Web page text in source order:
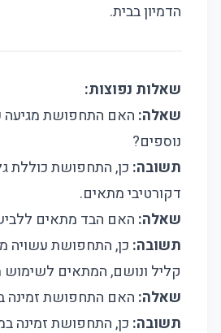
הדמיון בבית.
שאלות נפוצות:
שאלה: האם התחפושת מגיעה
נוספים?
תשובה: כן, התחפושת כוללת
דקורטיבי מתאים.
שאלה: האם הבד מתאים
תשובה: כן, התחפושת עשויה
קליל ונושם, המתאים
שאלה: האם התחפושת זמינה
תשובה: כן, התחפושת זמינה